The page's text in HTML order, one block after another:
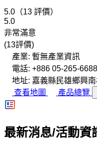
5.0（13 評價）
5.0
非常滿意
(13評價)
產業: 暫無產業資訊
電話: +886 05-265-6688
地址: 嘉義縣民雄鄉興
查看地圖
產品總覽
最新消息/活動資